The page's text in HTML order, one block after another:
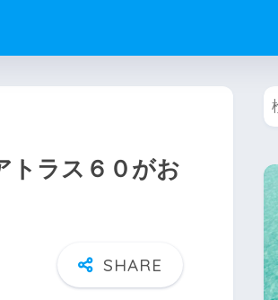
トラス６０がお